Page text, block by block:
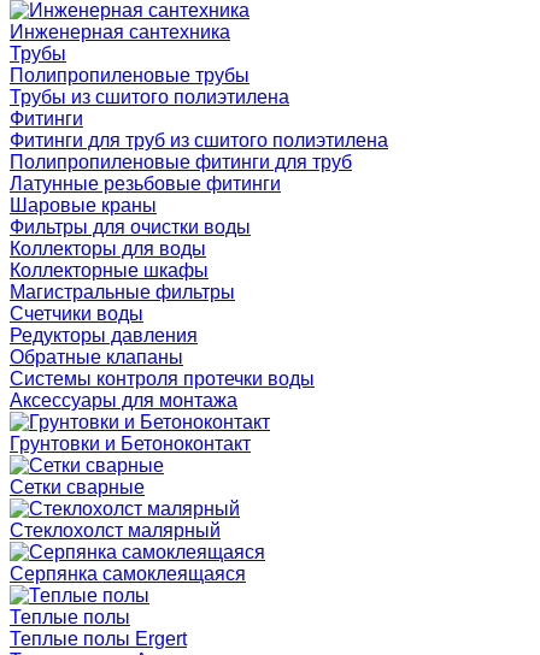
Инженерная сантехника
Трубы
Полипропиленовые трубы
Трубы из сшитого полиэтилена
Фитинги
Фитинги для труб из сшитого полиэтилена
Полипропиленовые фитинги для труб
Латунные резьбовые фитинги
Шаровые краны
Фильтры для очистки воды
Коллекторы для воды
Коллекторные шкафы
Магистральные фильтры
Счетчики воды
Редукторы давления
Обратные клапаны
Системы контроля протечки воды
Аксессуары для монтажа
Грунтовки и Бетоноконтакт
Сетки сварные
Cтеклохолст малярный
Серпянка самоклеящаяся
Теплые полы
Теплые полы Ergert